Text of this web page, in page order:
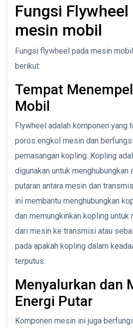
Fungsi Flywheel
mesin mobil
Fungsi flywheel pada mesin
berikut:
Tempat
Mobil
Flywheel adalah komponen yang
poros engkol mesin dan
pemasangan kopling. Kopling
digunakan untuk menghubungkan
putaran antara mesin dan
ini membantu menghubungkan
dan memungkinkan kopling untuk
dari mesin ke transmisi atau
pada apakah kopling dalam
terputus.
Menyalurkan dan
Energi Putar
Komponen mesin ini juga